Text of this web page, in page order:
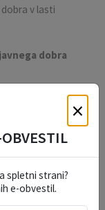
v lasti
dobra
×
spletni strani?
e-obvestil.